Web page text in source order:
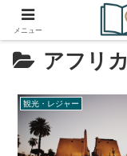
アフリカ
観光・レジャー
メニュー